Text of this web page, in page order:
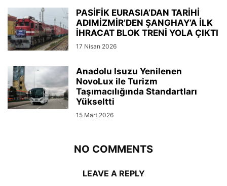
PASİFİK EURASIA’DAN TARİHİ
ADIMİZMİR’DEN ŞANGHAY’A İLK
İHRACAT BLOK TRENİ YOLA ÇIKTI
17 Nisan 2026
Anadolu Isuzu Yenilenen
NovoLux ile Turizm
Taşımacılığında Standartları
Yükseltti
15 Mart 2026
NO COMMENTS
LEAVE A REPLY